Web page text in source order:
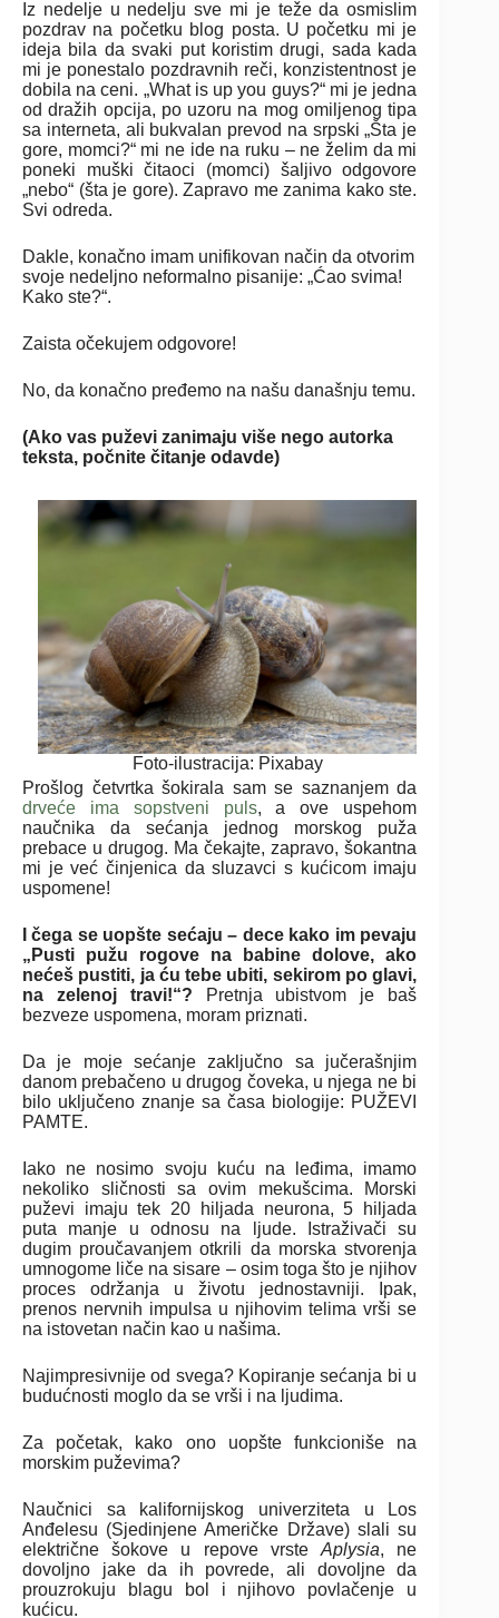
Iz nedelje u nedelju sve mi je teže da osmislim
pozdrav na početku blog posta. U početku mi je
ideja bila da svaki put koristim drugi, sada kada
mi je ponestalo pozdravnih reči, konzistentnost je
dobila na ceni. „What is up you guys?“ mi je jedna
od dražih opcija, po uzoru na mog omiljenog tipa
sa interneta, ali bukvalan prevod na srpski „Šta je
gore, momci?“ mi ne ide na ruku – ne želim da mi
poneki muški čitaoci (momci) šaljivo odgovore
„nebo“ (šta je gore). Zapravo me zanima kako ste.
Svi odreda.
Dakle, konačno imam unifikovan način da otvorim
svoje nedeljno neformalno pisanije: „Ćao svima!
Kako ste?“.
Zaista očekujem odgovore!
No, da konačno pređemo na našu današnju temu.
(Ako vas puževi zanimaju više nego autorka
teksta, počnite čitanje odavde)
Foto-ilustracija: Pixabay
Prošlog četvrtka šokirala sam se saznanjem da
drveće ima sopstveni puls, a ove uspehom
naučnika da sećanja jednog morskog puža
prebace u drugog. Ma čekajte, zapravo, šokantna
mi je već činjenica da sluzavci s kućicom imaju
uspomene!
I čega se uopšte sećaju – dece kako im pevaju
„Pusti pužu rogove na babine dolove, ako
nećeš pustiti, ja ću tebe ubiti, sekirom po glavi,
na zelenoj travi!“?
Pretnja ubistvom je baš
bezveze uspomena, moram priznati.
Da je moje sećanje zaključno sa jučerašnjim
danom prebačeno u drugog čoveka, u njega ne bi
bilo uključeno znanje sa časa biologije: PUŽEVI
PAMTE.
Iako ne nosimo svoju kuću na leđima, imamo
nekoliko sličnosti sa ovim mekušcima. Morski
puževi imaju tek 20 hiljada neurona, 5 hiljada
puta manje u odnosu na ljude. Istraživači su
dugim proučavanjem otkrili da morska stvorenja
umnogome liče na sisare – osim toga što je njihov
proces održanja u životu jednostavniji. Ipak,
prenos nervnih impulsa u njihovim telima vrši se
na istovetan način kao u našima.
Najimpresivnije od svega? Kopiranje sećanja bi u
budućnosti moglo da se vrši i na ljudima.
Za početak, kako ono uopšte funkcioniše na
morskim puževima?
Naučnici sa kalifornijskog univerziteta u Los
Anđelesu (Sjedinjene Američke Države) slali su
električne šokove u repove vrsteAplysia, ne
dovoljno jake da ih povrede, ali dovoljne da
prouzrokuju blagu bol i njihovo povlačenje u
kućicu.